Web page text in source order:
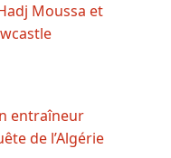
Moussa et
entraîneur
de l’Algérie